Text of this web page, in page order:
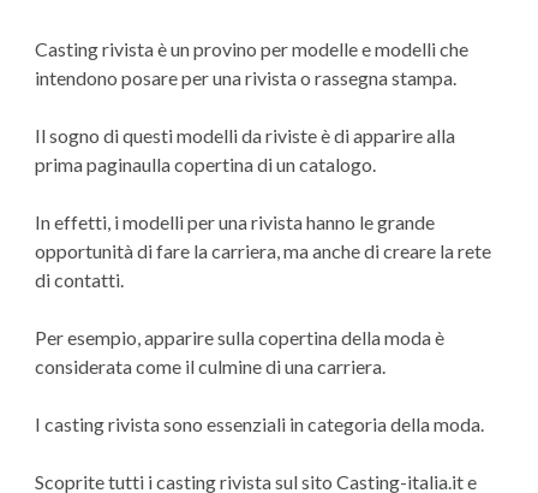
Casting rivista è un provino per modelle e modelli che
intendono posare per una rivista o rassegna stampa.
Il sogno di questi modelli da riviste è di apparire alla
prima paginaulla copertina di un catalogo.
In effetti, i modelli per una rivista hanno le grande
opportunità di fare la carriera, ma anche di creare la rete
di contatti.
Per esempio, apparire sulla copertina della moda è
considerata come il culmine di una carriera.
I casting rivista sono essenziali in categoria della moda.
Scoprite tutti i casting rivista sul sito Casting-italia.it e